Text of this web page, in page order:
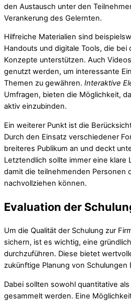
den Austausch unter den
Verankerung des Gelernten.
Hilfreiche Materialien sind
Handouts und digitale Tools, die
Konzepte unterstützen. Auch
genutzt werden, um interessante
Themen zu gewähren. Interaktive
Umfragen, bieten die Möglichkeit,
aktiv einzubinden.
Ein weiterer Punkt ist die
Durch den Einsatz verschiedener
breiteres Publikum an und deckt
Letztendlich sollte immer eine klare
damit die teilnehmenden Personen
nachvollziehen können.
Evaluation der
Um die Qualität der Schulung zur
sichern, ist es wichtig, eine
durchzuführen. Diese bietet
zukünftige Planung von
Dabei sollten sowohl quantitative
gesammelt werden. Eine